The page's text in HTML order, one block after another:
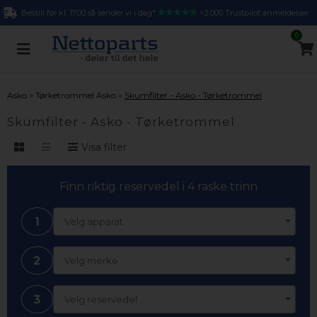
Bestill før kl. 17.00 så sender vi i dag* >2.000 Trustpilot anmeldelser
0
Asko » Tørketrommel Asko » Skumfilter - Asko - Tørketrommel
Skumfilter - Asko - Tørketrommel
Visa filter
Finn riktig reservedel i 4 raske trinn
1 Velg apparat
2 Velg merke
3 Velg reservedel